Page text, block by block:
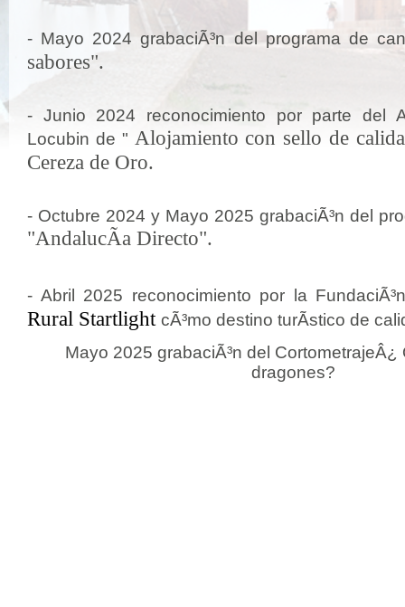
- Mayo 2024 grabaciÃ³n del programa de
sabores".
- Junio 2024 reconocimiento por parte del
Locubin de " Alojamiento con sello de
Cereza de Oro.
- Octubre 2024 y Mayo 2025 grabaciÃ³n del
"AndalucÃ­a Directo".
- Abril 2025 reconocimiento por la
Rural Startlight cÃ³mo destino turÃ­stico de
Mayo 2025 grabaciÃ³n del
dragones?